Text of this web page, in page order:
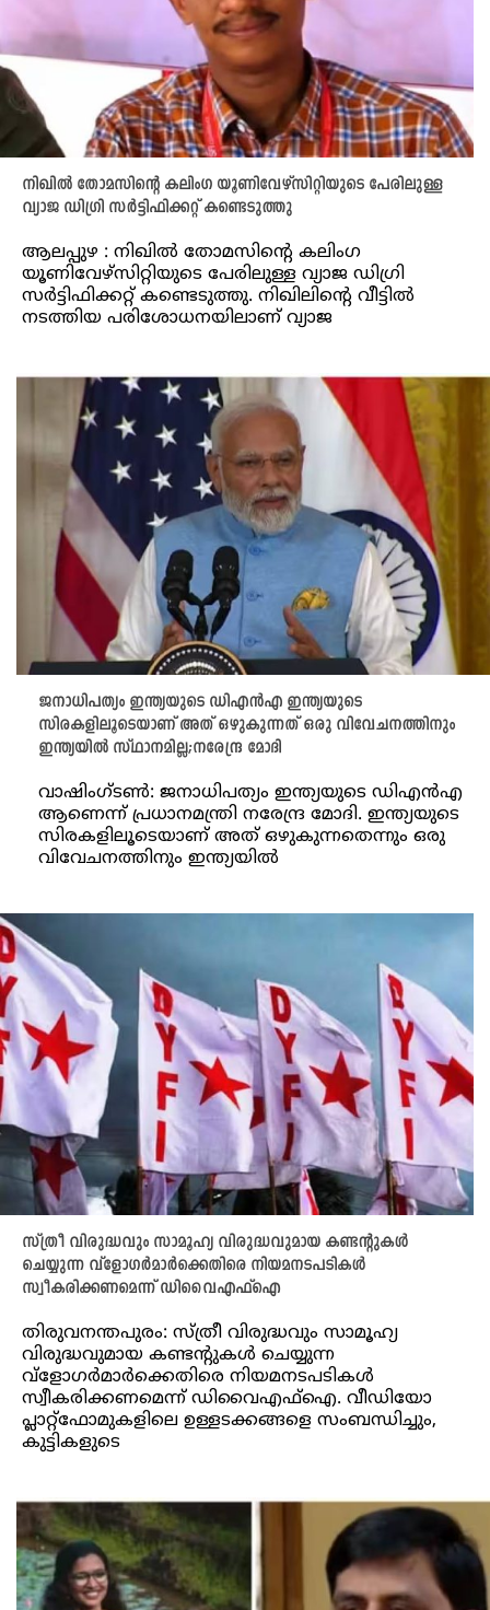
നിഖില്‍ തോമസിന്റെ കലിംഗ യൂണിവേഴ്‌സിറ്റിയുടെ പേരിലുള്ള
വ്യാജ ഡിഗ്രി സര്‍ട്ടിഫിക്കറ്റ് കണ്ടെടുത്തു
ആലപ്പുഴ : നിഖില്‍ തോമസിന്റെ കലിംഗ
യൂണിവേഴ്‌സിറ്റിയുടെ പേരിലുള്ള വ്യാജ ഡിഗ്രി
സര്‍ട്ടിഫിക്കറ്റ് കണ്ടെടുത്തു. നിഖിലിന്റെ വീട്ടില്‍
നടത്തിയ പരിശോധനയിലാണ് വ്യാജ
ജനാധിപത്യം ഇന്ത്യയുടെ ഡിഎൻഎ ഇന്ത്യയുടെ
സിരകളിലൂടെയാണ് അത് ഒഴുകുന്നത് ഒരു വിവേചനത്തിനും
ഇന്ത്യയിൽ സ്ഥാനമില്ല;നരേന്ദ്ര മോദി
വാഷിം​ഗ്ടൺ: ജനാധിപത്യം ഇന്ത്യയുടെ ഡിഎൻഎ
ആണെന്ന് പ്രധാനമന്ത്രി നരേന്ദ്ര മോദി. ഇന്ത്യയുടെ
സിരകളിലൂടെയാണ് അത് ഒഴുകുന്നതെന്നും ഒരു
വിവേചനത്തിനും ഇന്ത്യയിൽ
സ്ത്രീ വിരുദ്ധവും സാമൂഹ്യ വിരുദ്ധവുമായ കണ്ടന്റുകള്‍
ചെയ്യുന്ന വ്‌ളോഗര്‍മാര്‍ക്കെതിരെ നിയമനടപടികള്‍
സ്വീകരിക്കണമെന്ന് ഡിവൈഎഫ്‌ഐ
തിരുവനന്തപുരം: സ്ത്രീ വിരുദ്ധവും സാമൂഹ്യ
വിരുദ്ധവുമായ കണ്ടന്റുകള്‍ ചെയ്യുന്ന
വ്‌ളോഗര്‍മാര്‍ക്കെതിരെ നിയമനടപടികള്‍
സ്വീകരിക്കണമെന്ന് ഡിവൈഎഫ്‌ഐ. വീഡിയോ
പ്ലാറ്റ്‌ഫോമുകളിലെ ഉള്ളടക്കങ്ങളെ സംബന്ധിച്ചും,
കുട്ടികളുടെ